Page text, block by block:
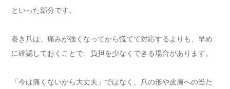
といった部分です。
巻き爪は、痛みが強くなってから慌てて対応するよりも、早め
に確認しておくことで、負担を少なくできる場合があります。
「今は痛くないから大丈夫」ではなく、爪の形や皮膚への当た